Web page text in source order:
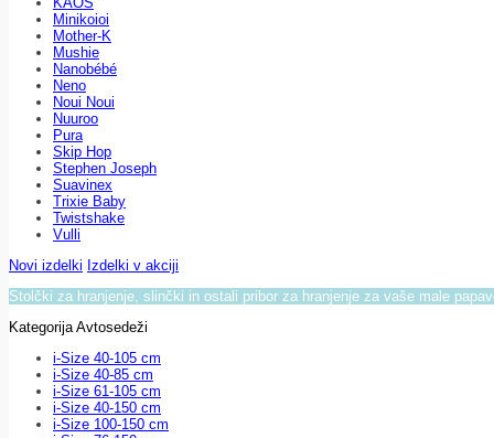
Minikoioi
Mother-K
Mushie
Nanobébé
Neno
Noui Noui
Nuuroo
Pura
Skip Hop
Stephen Joseph
Suavinex
Trixie Baby
Twistshake
Vulli
Novi izdelki Izdelki v akciji
Stolčki za hranjenje, slinčki in ostali pribor za hranjenje za vaše male
Kategorija Avtosedeži
i-Size 40-105 cm
i-Size 40-85 cm
i-Size 61-105 cm
i-Size 40-150 cm
i-Size 100-150 cm